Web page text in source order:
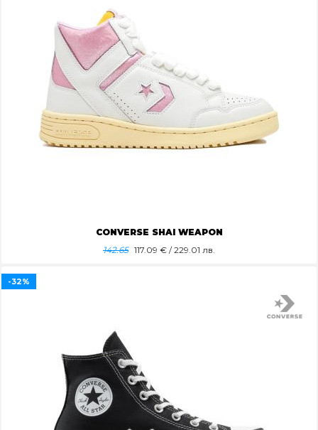
CONVERSE SHAI WEAPON
142.65 117.09 € / 229.01 лв.
-32%